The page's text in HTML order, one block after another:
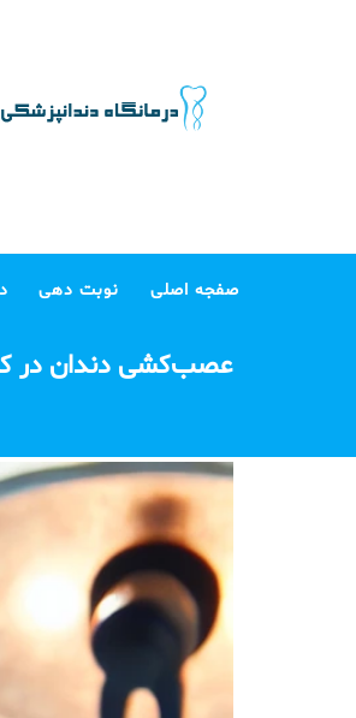
صفجه اصلی نوبت دهی
عصب‌کشی دندان در